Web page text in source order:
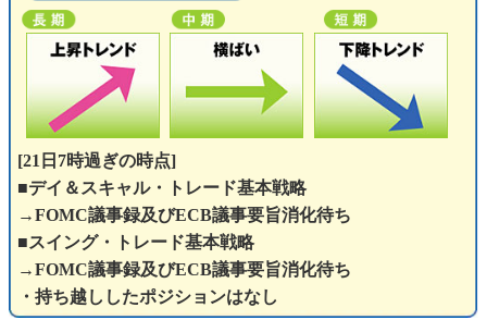
[21日7時過ぎの時点]
■デイ＆スキャル・トレード基本戦略
→FOMC議事録及びECB議事要旨消化待ち
■スイング・トレード基本戦略
→FOMC議事録及びECB議事要旨消化待ち
・持ち越ししたポジションはなし